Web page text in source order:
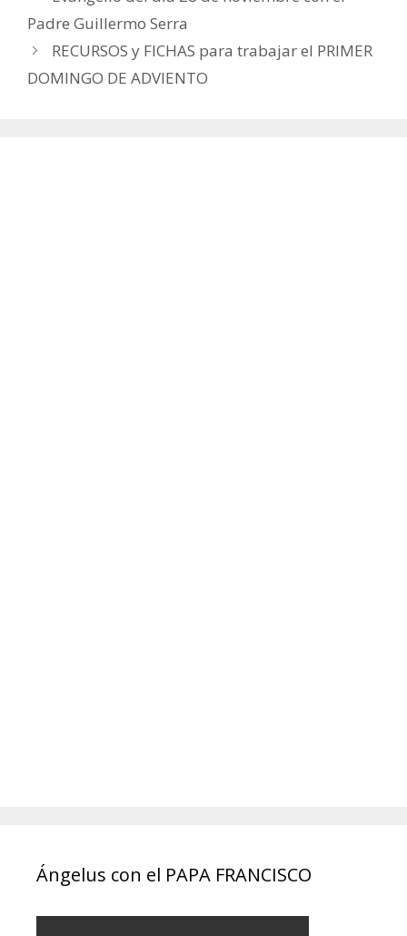
Padre Guillermo Serra
RECURSOS y FICHAS para trabajar el PRIMER
DOMINGO DE ADVIENTO
Ángelus con el PAPA FRANCISCO